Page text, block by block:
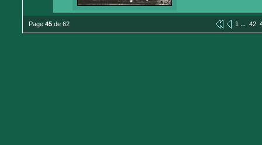
Page 45 de 62 1 ... 42